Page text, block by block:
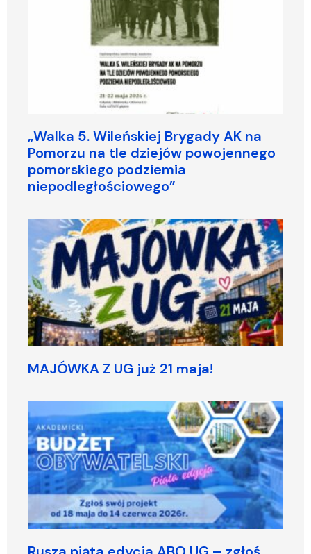
„Walka 5. Wileńskiej Brygady AK na
Pomorzu na tle dziejów powojennego
pomorskiego podziemia
niepodległościowego”
MAJÓWKA Z UG już 21 maja!